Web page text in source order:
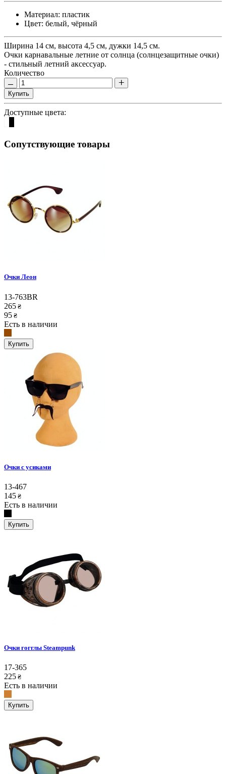
Материал: пластик
Цвет: белый, чёрный
Ширина 14 см, высота 4,5 см, дужки 14,5 см.
Очки карнавальные летние от солнца (солнцезащитные очки)
- стильный летний аксессуар.
Количество
Купить
Доступные цвета:
Сопутствующие товары
Очки Леон
13-763BR
265 ₴
95 ₴
Есть в наличии
Купить
Очки с усиками
13-467
145 ₴
Есть в наличии
Купить
Очки гогглы Steampunk
17-365
225 ₴
Есть в наличии
Купить